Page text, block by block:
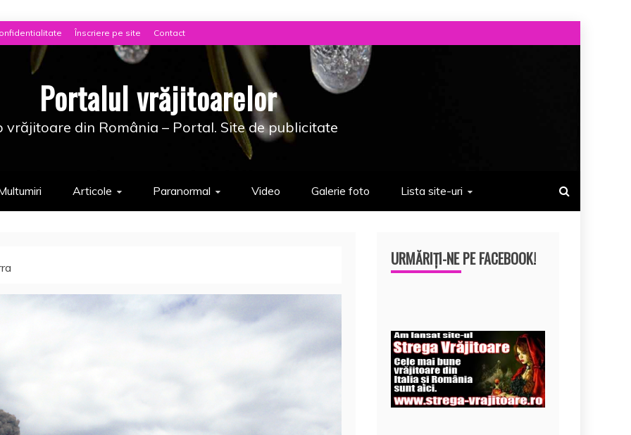
Înscriere pe site Contact
Portalul vrăjitoarelor
vrăjitoare din România – Portal. Site de publicitate
Articole Paranormal Video Galerie foto Lista site-uri
URMĂRIȚI-NE PE FACEBOOK!